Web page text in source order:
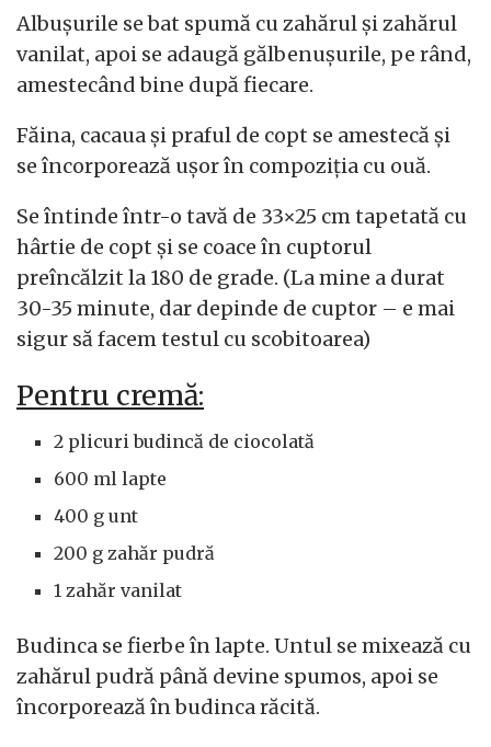
Albușurile se bat spumă cu zahărul și zahărul
vanilat, apoi se adaugă gălbenușurile, pe rând,
amestecând bine după fiecare.
Făina, cacaua și praful de copt se amestecă și
se încorporează ușor în compoziția cu ouă.
Se întinde într-o tavă de 33×25 cm tapetată cu
hârtie de copt și se coace în cuptorul
preîncălzit la 180 de grade. (La mine a durat
30-35 minute, dar depinde de cuptor – e mai
sigur să facem testul cu scobitoarea)
Pentru cremă:
2 plicuri budincă de ciocolată
600 ml lapte
400 g unt
200 g zahăr pudră
1 zahăr vanilat
Budinca se fierbe în lapte. Untul se mixează cu
zahărul pudră până devine spumos, apoi se
încorporează în budinca răcită.